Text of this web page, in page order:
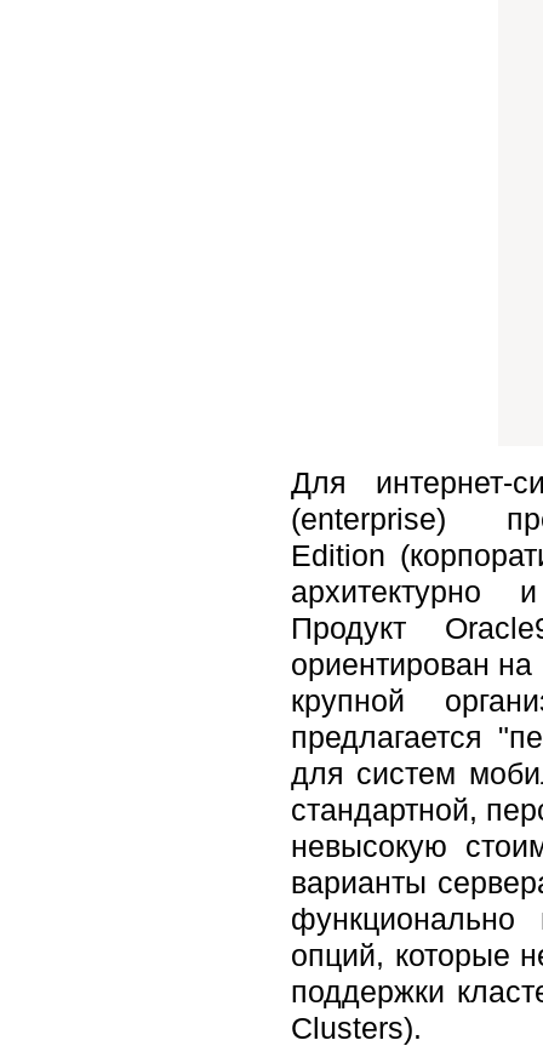
Для интернет-
(enterprise)
Edition
архитектурно
Продукт
ориентирован
крупной
предлагается
для систем
стандартной,
невысокую
варианты
опций, которые
поддержки
Clusters).